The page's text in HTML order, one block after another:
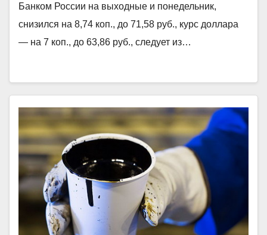
Банком России на выходные и понедельник,
снизился на 8,74 коп., до 71,58 руб., курс доллара
— на 7 коп., до 63,86 руб., следует из…